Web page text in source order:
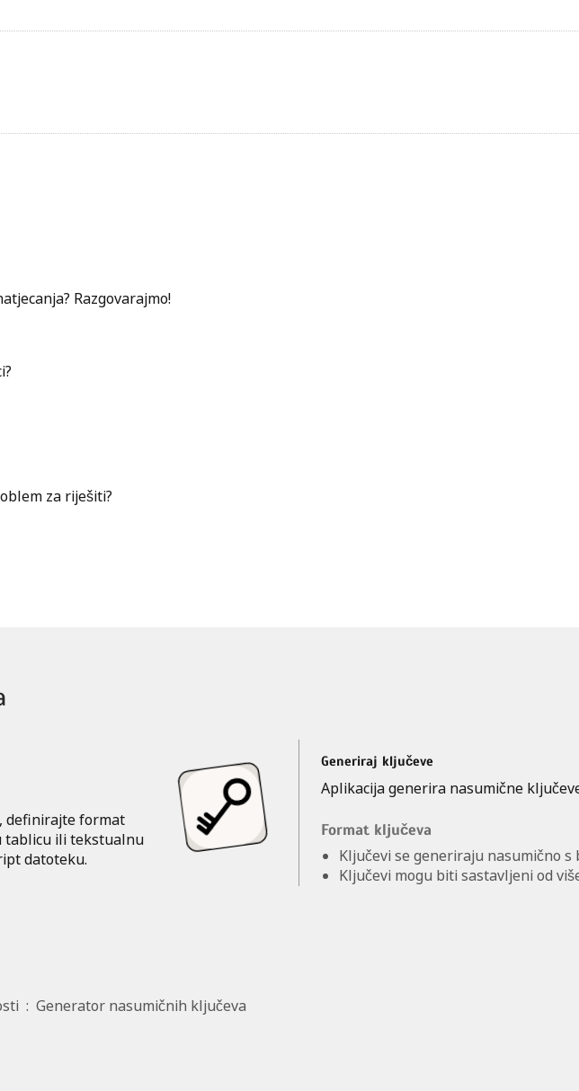
Razgovarajmo!
za riješiti?
Generiraj ključeve
Aplikacija generira nasumične
Format ključeva
Ključevi se generiraju nasumično s
Ključevi mogu biti sastavljeni od
definirajte format
tablicu ili tekstualnu
datoteku.
:Generator nasumičnih ključeva